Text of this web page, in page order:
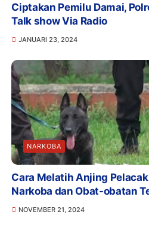
Ciptakan Pemilu Damai,
Talk show Via Radio
JANUARI 23, 2024
NARKOBA
Cara Melatih Anjing
Narkoba dan Obat-obatan
NOVEMBER 21, 2024